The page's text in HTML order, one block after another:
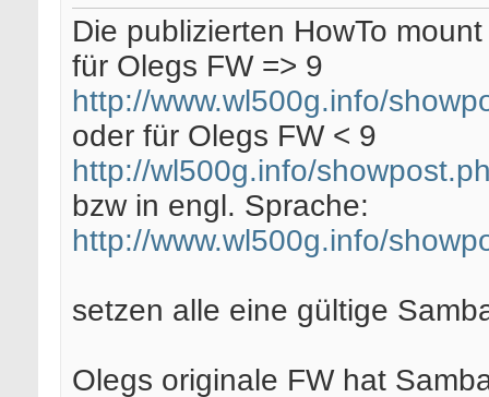
Die publizierten HowTo
für Olegs FW => 9
http://www.wl500g.info/
oder für Olegs FW < 9
http://wl500g.info/
bzw in engl. Sprache:
http://www.wl500g.info/
setzen alle eine gültige
Olegs originale FW hat